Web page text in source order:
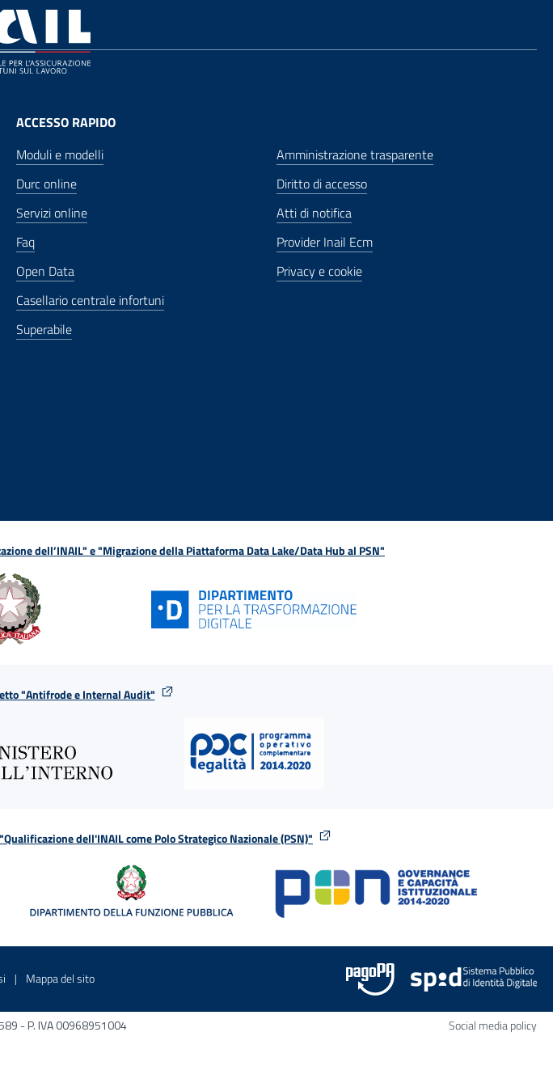
ACCESSO RAPIDO
Moduli e modelli
Durc online
Servizi online
Faq
Open Data
Casellario centrale infortuni
Superabile
Amministrazione trasparente
Diritto di accesso
Atti di notifica
Provider Inail Ecm
Privacy e cookie
dell’INAIL" e "Migrazione della Piattaforma Data Lake/Data Hub al PSN"
"Antifrode e Internal Audit"
dell'INAIL come Polo Strategico Nazionale (PSN)"
nuova finestra
Sito interno - Apre in una nuova finestra
Mappa del sitoSito interno - Apre nella stessa finestra
- P. IVA 00968951004 Social media policy